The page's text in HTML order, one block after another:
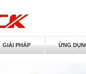
GIẢI PHÁP ỨNG